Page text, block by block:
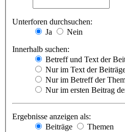
Unterforen durchsuchen:
Ja
Nein
Innerhalb suchen:
Betreff und Text der
Nur im Text der
Nur im Betreff der
Nur im ersten Beitrag
Ergebnisse anzeigen als:
Beiträge
Themen